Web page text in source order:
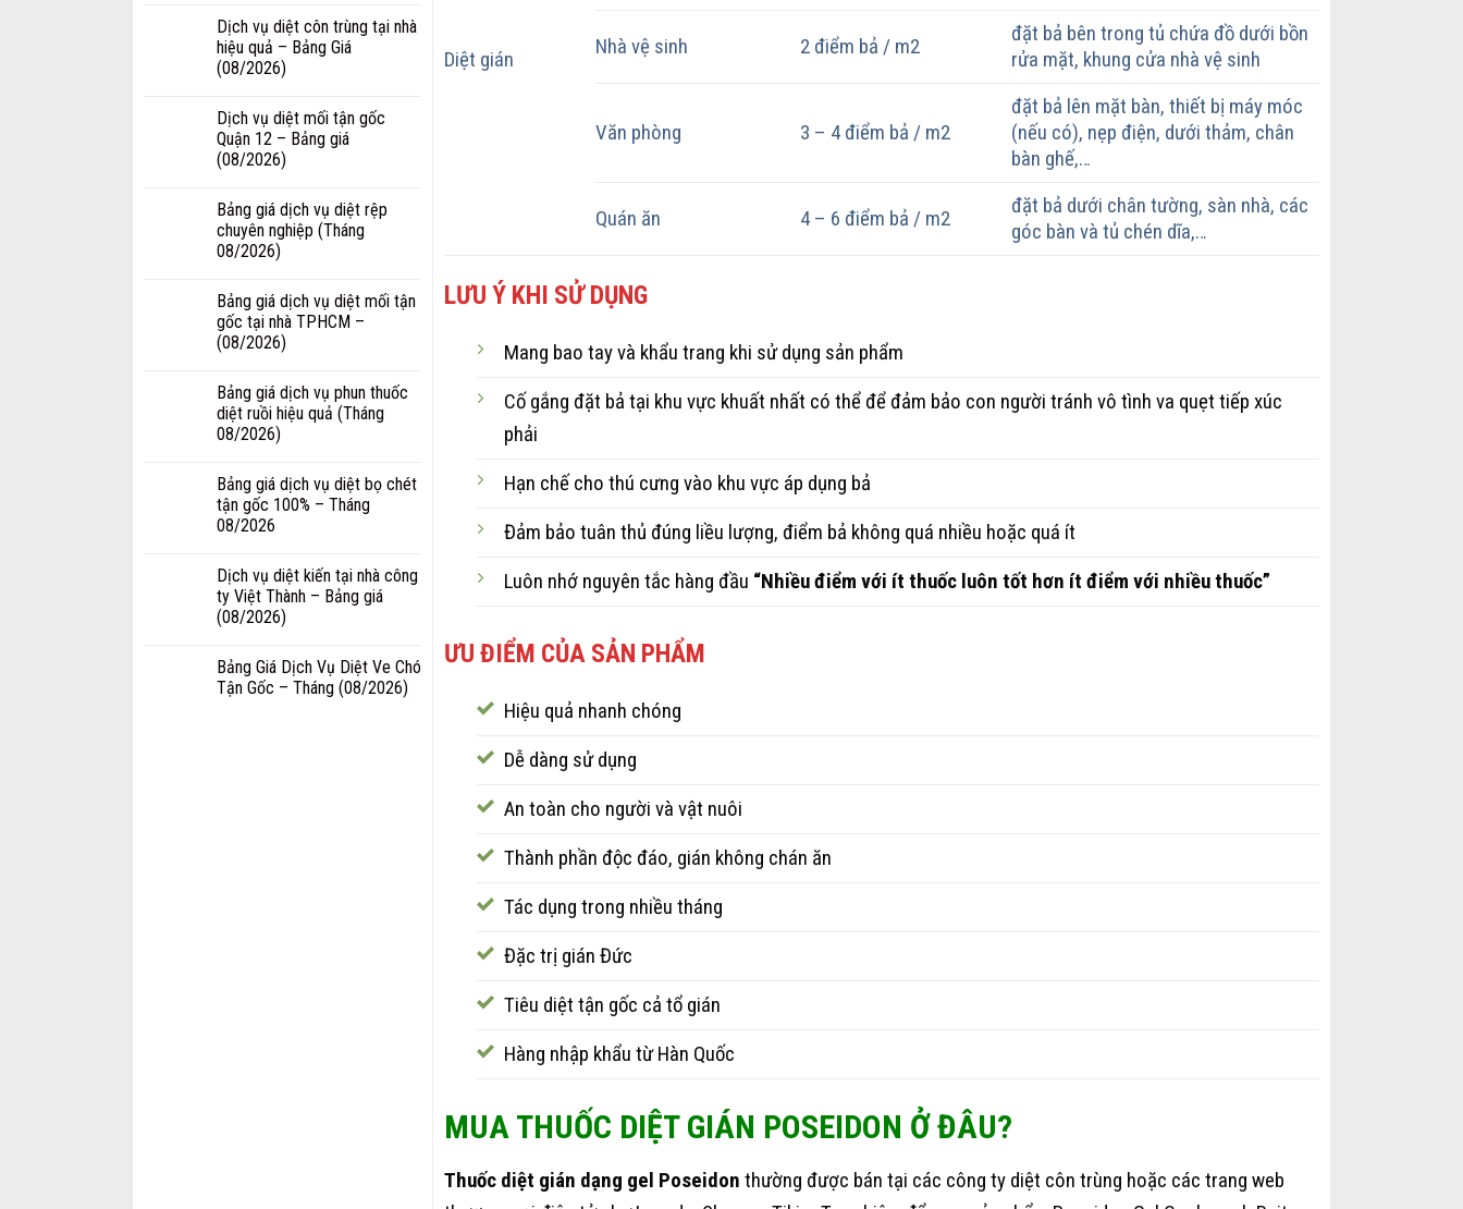
Dịch vụ diệt côn trùng tại nhà
hiệu quả – Bảng Giá
(08/2026)
Dịch vụ diệt mối tận gốc
Quận 12 – Bảng giá
(08/2026)
Bảng giá dịch vụ diệt rệp
chuyên nghiệp (Tháng
08/2026)
Bảng giá dịch vụ diệt mối tận
gốc tại nhà TPHCM –
(08/2026)
Bảng giá dịch vụ phun thuốc
diệt ruồi hiệu quả (Tháng
08/2026)
Bảng giá dịch vụ diệt bọ chét
tận gốc 100% – Tháng
08/2026
Dịch vụ diệt kiến tại nhà công
ty Việt Thành – Bảng giá
(08/2026)
Bảng Giá Dịch Vụ Diệt Ve Chó
Tận Gốc – Tháng (08/2026)
Diệt gián
Nhà vệ sinh 2 điểm bả / m2
đặt bả bên trong tủ chứa đồ dưới bồn
rửa mặt, khung cửa nhà vệ sinh
Văn phòng 3 – 4 điểm bả / m2
đặt bả lên mặt bàn, thiết bị máy móc
(nếu có), nẹp điện, dưới thảm, chân
bàn ghế,…
Quán ăn 4 – 6 điểm bả / m2
đặt bả dưới chân tường, sàn nhà, các
góc bàn và tủ chén dĩa,…
LƯU Ý KHI SỬ DỤNG
Mang bao tay và khẩu trang khi sử dụng sản phẩm
Cố gắng đặt bả tại khu vực khuất nhất có thể để đảm bảo con người tránh vô tình va quẹt tiếp xúc
phải
Hạn chế cho thú cưng vào khu vực áp dụng bả
Đảm bảo tuân thủ đúng liều lượng, điểm bả không quá nhiều hoặc quá ít
Luôn nhớ nguyên tắc hàng đầu “Nhiều điểm với ít thuốc luôn tốt hơn ít điểm với nhiều thuốc”
ƯU ĐIỂM CỦA SẢN PHẨM
Hiệu quả nhanh chóng
Dễ dàng sử dụng
An toàn cho người và vật nuôi
Thành phần độc đáo, gián không chán ăn
Tác dụng trong nhiều tháng
Đặc trị gián Đức
Tiêu diệt tận gốc cả tổ gián
Hàng nhập khẩu từ Hàn Quốc
MUA THUỐC DIỆT GIÁN POSEIDON Ở ĐÂU?
Thuốc diệt gián dạng gel Poseidon thường được bán tại các công ty diệt côn trùng hoặc các trang web